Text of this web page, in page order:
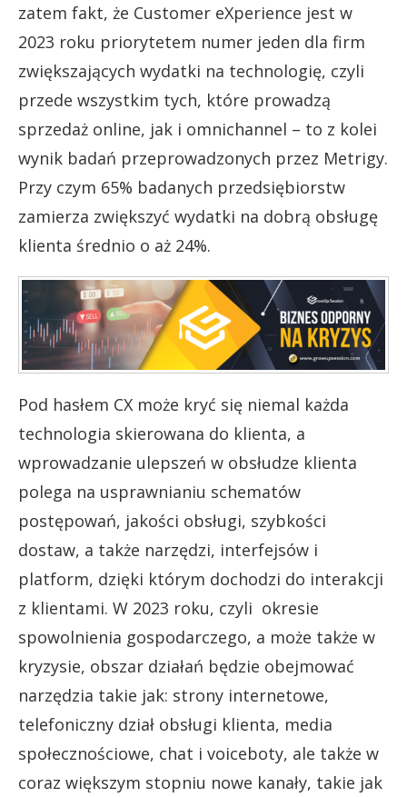
zatem fakt, że Customer eXperience jest w
2023 roku priorytetem numer jeden dla firm
zwiększających wydatki na technologię, czyli
przede wszystkim tych, które prowadzą
sprzedaż online, jak i omnichannel – to z kolei
wynik badań przeprowadzonych przez Metrigy.
Przy czym 65% badanych przedsiębiorstw
zamierza zwiększyć wydatki na dobrą obsługę
klienta średnio o aż 24%.
Pod hasłem CX może kryć się niemal każda
technologia skierowana do klienta, a
wprowadzanie ulepszeń w obsłudze klienta
polega na usprawnianiu schematów
postępowań, jakości obsługi, szybkości
dostaw, a także narzędzi, interfejsów i
platform, dzięki którym dochodzi do interakcji
z klientami. W 2023 roku, czyli okresie
spowolnienia gospodarczego, a może także w
kryzysie, obszar działań będzie obejmować
narzędzia takie jak: strony internetowe,
telefoniczny dział obsługi klienta, media
społecznościowe, chat i voiceboty, ale także w
coraz większym stopniu nowe kanały, takie jak